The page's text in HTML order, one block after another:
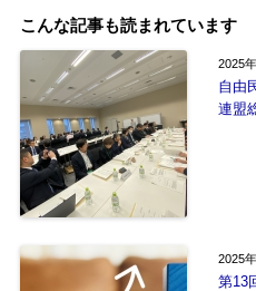
こんな記事も読まれています
2025
自由
連盟
2025
第13